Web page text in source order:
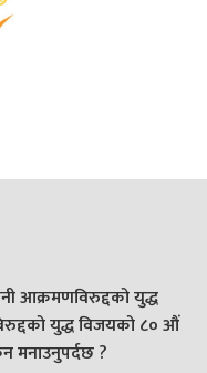
आक्रमणविरुद्दको युद्ध
युद्ध विजयको ८० औं
मनाउनुपर्दछ ?